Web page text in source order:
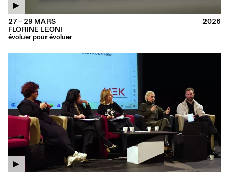
FLORINE LEONI
évoluer pour évoluer
27 – 29 MARS 2026